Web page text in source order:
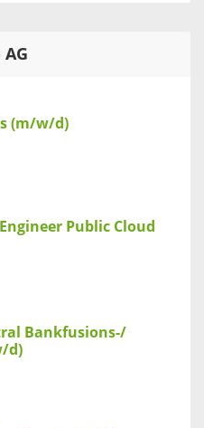
(m/w/d)
Public Cloud
Bankfusions-/
d)